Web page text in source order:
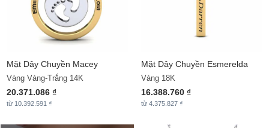
Mặt Dây Chuyền Macey
Vàng Vàng-Trắng 14K
20.371.086 ₫
từ 10.392.591 ₫
Mặt Dây Chuyền Esmerelda
Vàng 18K
16.388.760 ₫
từ 4.375.827 ₫